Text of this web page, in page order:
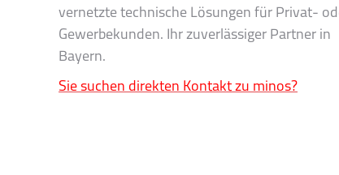
vernetzte technische Lösungen für Privat-
Gewerbekunden. Ihr zuverlässiger Partner in
Bayern.
Sie suchen direkten Kontakt zu minos?